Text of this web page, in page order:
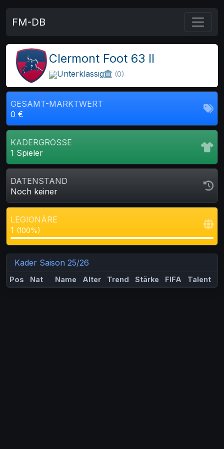
FM-DB
Clermont Foot 63 II
Unterklassig (0)
GESAMT-MARKTWERT
0 €
KADERGRÖSSE
1 Spieler
DATENSTAND
Noch keiner
LEGIONÄRE
1 (100%)
Kader Saison 25/26
Pos Nat Name Alter Trend Stärke FIFA Talent